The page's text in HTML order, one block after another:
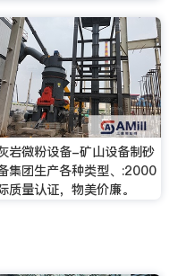
岩微粉设备-矿山设备制砂
集团生产各种类型、:2000
质量认证，物美价廉。